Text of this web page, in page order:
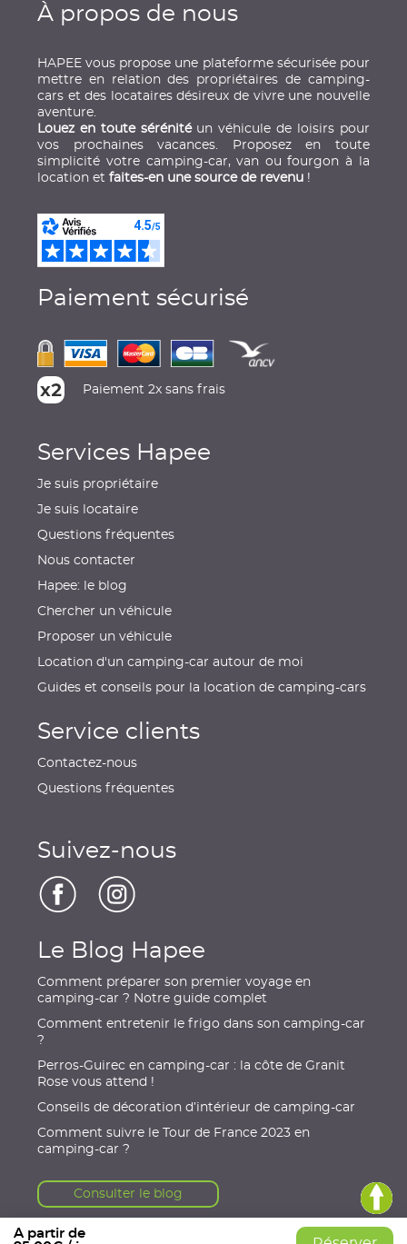
A partir de
À propos de nous
HAPEE vous propose une plateforme sécurisée pour
mettre en relation des propriétaires de camping-
cars et des locataires désireux de vivre une nouvelle
aventure.
Louez en toute sérénitéun véhicule de loisirs pour
vos prochaines vacances. Proposez en toute
simplicité votre camping-car, van ou fourgon à la
location etfaites-en une source de revenu !
Paiement sécurisé
Paiement 2x sans frais
Services Hapee
Je suis propriétaire
Je suis locataire
Questions fréquentes
Nous contacter
Hapee: le blog
Chercher un véhicule
Proposer un véhicule
Location d'un camping-car autour de moi
Guides et conseils pour la location de camping-cars
Service clients
Contactez-nous
Questions fréquentes
Suivez-nous
Le Blog Hapee
Comment préparer son premier voyage en
camping-car ? Notre guide complet
Comment entretenir le frigo dans son camping-car
?
Perros-Guirec en camping-car : la côte de Granit
Rose vous attend !
Conseils de décoration d’intérieur de camping-car
Comment suivre le Tour de France 2023 en
camping-car ?
Consulter le blog